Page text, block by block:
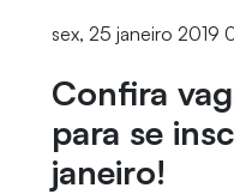
sex, 25 janeiro 2019
Confira
para se
janeiro!